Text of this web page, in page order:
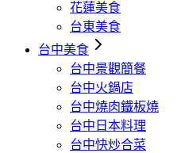
花蓮美食
台東美食
台中美食
台中景觀簡餐
台中火鍋店
台中燒肉鐵板燒
台中日本料理
台中快炒合菜